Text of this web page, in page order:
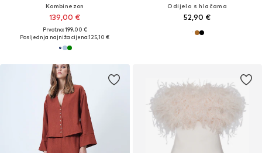
Kombinezon
139,00 €
Prvotno: 199,00 €
Posljednja najniža cijena:125,10 €
Odijelo s hlačama
52,90 €